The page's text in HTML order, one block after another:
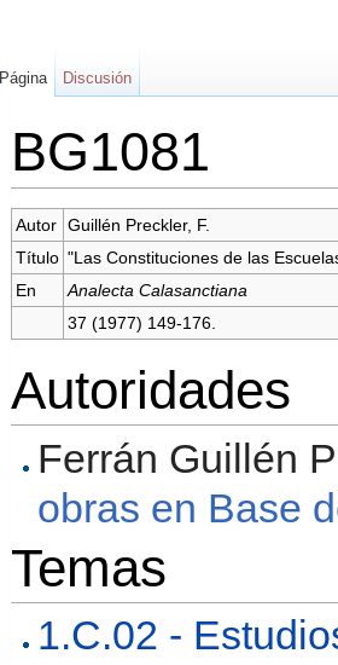
BG1081
Autor Guillén Preckler, F.
Título "Las Constituciones de las
En
Analecta Calasanctiana
37 (1977) 149-176.
Autoridades
Ferrán Guillén
obras en Base
Temas
1.C.02 -
Página Discusión